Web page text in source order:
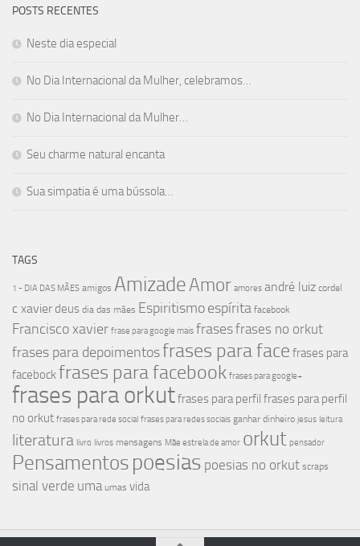
POSTS RECENTES
Neste dia especial
No Dia Internacional da Mulher, celebramos…
No Dia Internacional da Mulher…
Seu charme natural encanta
Sua simpatia é uma bússola…
TAGS
1 - DIA DAS MÃES amigos AmizadeAmor amores andré luiz cordel
c xavier deus dia das mães Espiritismoespírita facebook
Francisco xavier frase para google mais frasesfrases no orkut
frases para depoimentosfrases para face frases para
facebockfrases para facebook frases para google+
frases para orkutfrases para perfil frases para perfil
no orkut frases para rede social frases para redes sociais ganhar dinheiro jesus leitura
literatura livro livros mensagens Mãe estrela de amor orkut pensador
Pensamentospoesias poesias no orkut scraps
sinal verde uma umas vida